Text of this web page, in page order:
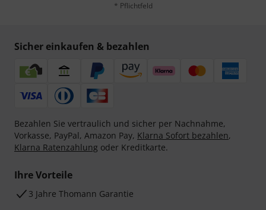
* Pflichtfeld
Sicher einkaufen & bezahlen
Bezahlen Sie vertraulich und sicher per Nachnahme,
Vorkasse, PayPal, Amazon Pay, Klarna Sofort bezahlen,
Klarna Ratenzahlung oder Kreditkarte.
Ihre Vorteile
3 Jahre Thomann Garantie